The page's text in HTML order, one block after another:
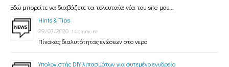
Εδώ μπορείτε να διαβάζετε τα τελευταία νέα του site μου...
Hints & Tips
29/07/2020 1 Comment
Πίνακας διαλυτότητας ενώσεων στο νερό
Υπολογιστής DIY λιπασμάτων για φυτεμένο ενυδρείο